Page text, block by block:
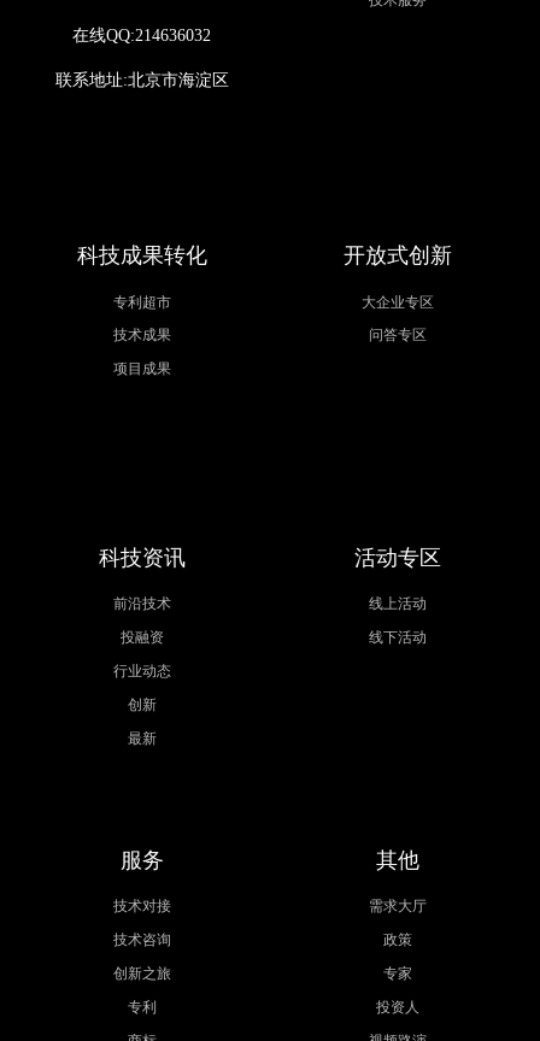
在线QQ:214636032
联系地址:北京市海淀区
科技成果转化
专利超市
技术成果
项目成果
开放式创新
大企业专区
问答专区
科技资讯
前沿技术
投融资
行业动态
创新
最新
活动专区
线上活动
线下活动
服务
技术对接
技术咨询
创新之旅
专利
其他
需求大厅
政策
专家
投资人